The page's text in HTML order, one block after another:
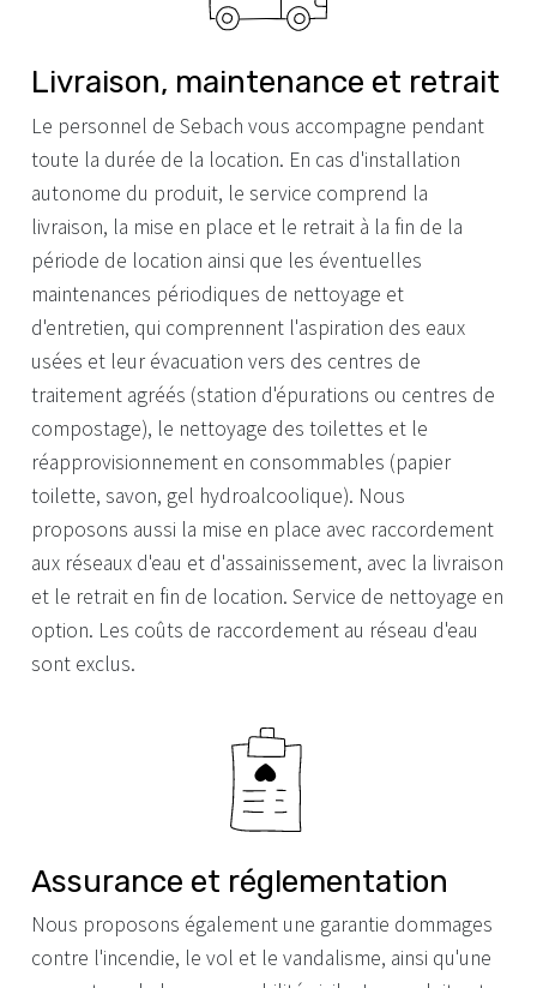
Livraison, maintenance et retrait
Le personnel de Sebach vous accompagne pendant
toute la durée de la location. En cas d'installation
autonome du produit, le service comprend la
livraison, la mise en place et le retrait à la fin de la
période de location ainsi que les éventuelles
maintenances périodiques de nettoyage et
d'entretien, qui comprennent l'aspiration des eaux
usées et leur évacuation vers des centres de
traitement agréés (station d'épurations ou centres de
compostage), le nettoyage des toilettes et le
réapprovisionnement en consommables (papier
toilette, savon, gel hydroalcoolique). Nous
proposons aussi la mise en place avec raccordement
aux réseaux d'eau et d'assainissement, avec la livraison
et le retrait en fin de location. Service de nettoyage en
option. Les coûts de raccordement au réseau d'eau
sont exclus.
Assurance et réglementation
Nous proposons également une garantie dommages
contre l'incendie, le vol et le vandalisme, ainsi qu'une